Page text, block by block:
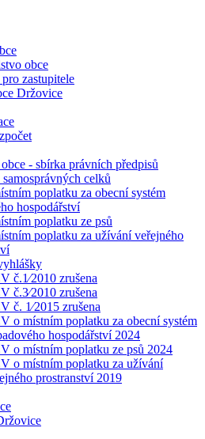
obce
zastupitele
Držovice
- sbírka právních předpisů
celků
poplatku za obecní systém
hospodářství
poplatku ze psů
poplatku za užívání veřejného
č.1⁄2010 zrušena
č.3⁄2010 zrušena
č. 1⁄2015 zrušena
o místním poplatku za obecní systém
hospodářství 2024
o místním poplatku ze psů 2024
o místním poplatku za užívání
prostranství 2019